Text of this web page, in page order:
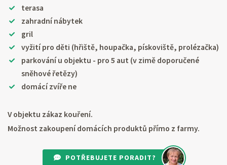
terasa
zahradní nábytek
gril
vyžití pro děti (hřiště, houpačka, pískoviště, prolézačka)
parkování u objektu - pro 5 aut (v zimě doporučené
sněhové řetězy)
domácí zvíře ne
V objektu zákaz kouření.
Možnost zakoupení domácích produktů přímo z farmy.
POTŘEBUJETE PORADIT?